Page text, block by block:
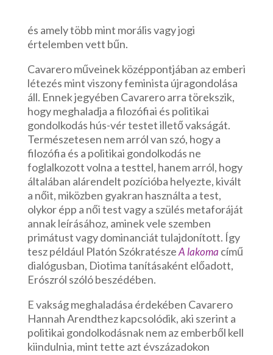
és amely több mint morális vagy jogi
értelemben vett bűn.
Cavarero műveinek középpontjában az emberi
létezés mint viszony feminista újragondolása
áll. Ennek jegyében Cavarero arra törekszik,
hogy meghaladja a filozófiai és politikai
gondolkodás hús-vér testet illető vakságát.
Természetesen nem arról van szó, hogy a
filozófia és a politikai gondolkodás ne
foglalkozott volna a testtel, hanem arról, hogy
általában alárendelt pozícióba helyezte, kivált
a nőit, miközben gyakran használta a test,
olykor épp a női test vagy a szülés metaforáját
annak leírásához, aminek vele szemben
primátust vagy dominanciát tulajdonított. Így
tesz például Platón SzókratészeA lakoma című
dialógusban, Diotima tanításaként előadott,
Erószról szóló beszédében.
E vakság meghaladása érdekében Cavarero
Hannah Arendthez kapcsolódik, aki szerint a
politikai gondolkodásnak nem az emberből kell
kiindulnia, mint tette azt évszázadokon